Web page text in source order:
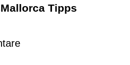
Mallorca Tipps